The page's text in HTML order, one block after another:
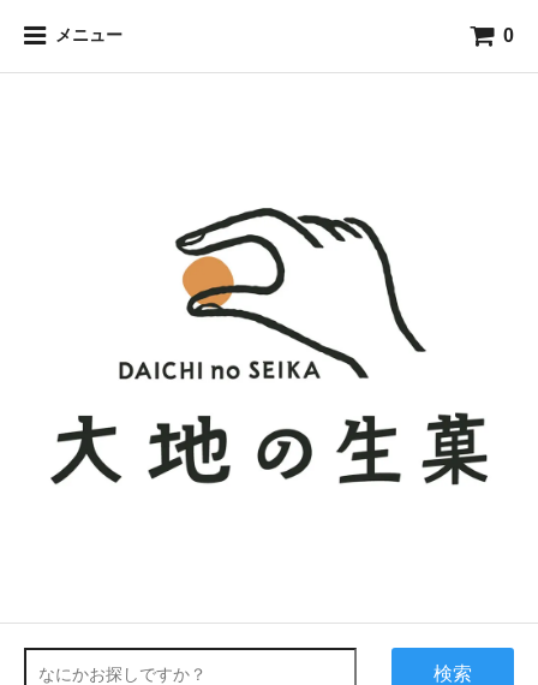
メニュー 0
検索